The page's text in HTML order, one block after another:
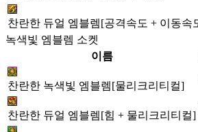
찬란한 듀얼 엠블렘[공격속도 + 이동속
녹색빛 엠블렘 소켓
이름
찬란한 녹색빛 엠블렘[물리크리티컬]
찬란한 듀얼 엠블렘[힘 + 물리크리티컬]